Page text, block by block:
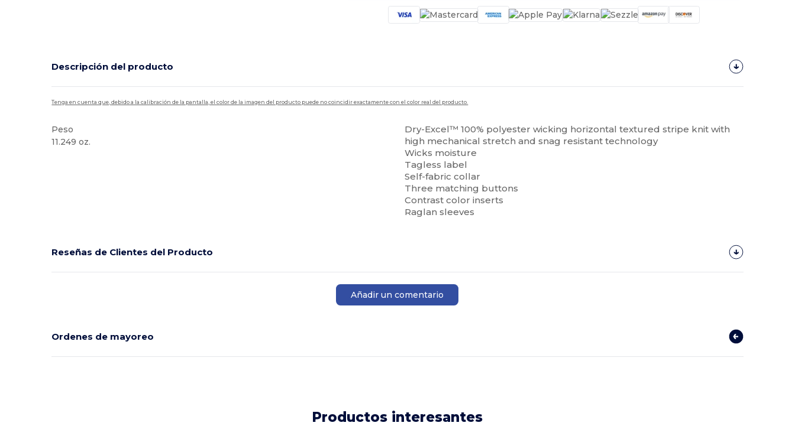
Descripción del producto
Tenga en cuenta que, debido a la calibración de la pantalla, el color de la imagen del producto puede no coincidir exactamente con el color real del producto.
Peso
11.249 oz.
Dry-Excel™ 100% polyester wicking horizontal textured stripe knit with
high mechanical stretch and snag resistant technology
Wicks moisture
Tagless label
Self-fabric collar
Three matching buttons
Contrast color inserts
Raglan sleeves
Reseñas de Clientes del Producto
Añadir un comentario
Ordenes de mayoreo
Productos interesantes